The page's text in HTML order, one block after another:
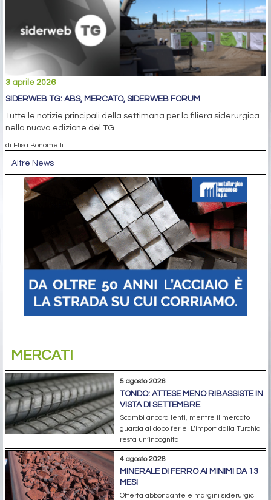
3 aprile 2026
SIDERWEB TG: ABS, MERCATO, SIDERWEB FORUM
Tutte le notizie principali della settimana per la filiera siderurgica
nella nuova edizione del TG
di Elisa Bonomelli
Altre News
MERCATI
5 agosto 2026
TONDO: ATTESE MENO RIBASSISTE IN
VISTA DI SETTEMBRE
Scambi ancora lenti, mentre il mercato
guarda al dopo ferie. L’import dalla Turchia
resta un’incognita
4 agosto 2026
MINERALE DI FERRO AI MINIMI DA 13
MESI
Offerta abbondante e margini siderurgici